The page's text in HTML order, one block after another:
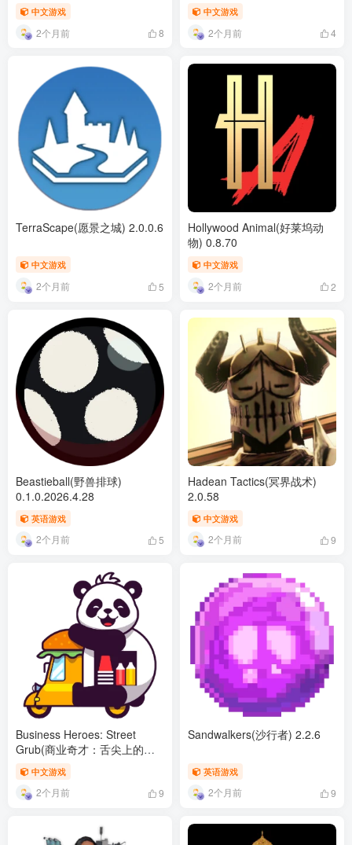
中文游戏
2个月前 8
中文游戏
2个月前 4
TerraScape(愿景之城) 2.0.0.6
中文游戏
2个月前 5
Hollywood Animal(好莱坞动
物) 0.8.70
中文游戏
2个月前 2
Beastieball(野兽排球)
0.1.0.2026.4.28
英语游戏
2个月前 5
Hadean Tactics(冥界战术)
2.0.58
中文游戏
2个月前 9
Business Heroes: Street
Grub(商业奇才：舌尖上的路
边摊) 1.2.10
中文游戏
2个月前 9
Sandwalkers(沙行者) 2.2.6
英语游戏
2个月前 9